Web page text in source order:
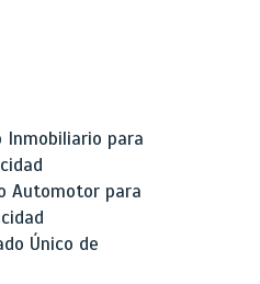
Inmobiliario para
Automotor para
Único de